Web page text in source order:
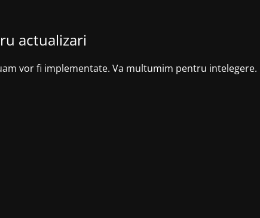
actualizari
vor fi implementate. Va multumim pentru intelegere.